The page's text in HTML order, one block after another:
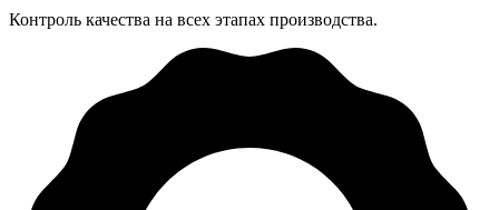
Контроль качества на всех этапах производства.